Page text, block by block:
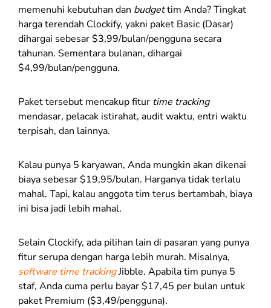
memenuhi kebutuhan dan budgettim Anda? Tingkat
harga terendah Clockify, yakni paket Basic (Dasar)
dihargai sebesar $3,99/bulan/pengguna secara
tahunan. Sementara bulanan, dihargai
$4,99/bulan/pengguna.
Paket tersebut mencakup fitur time tracking
mendasar, pelacak istirahat, audit waktu, entri waktu
terpisah, dan lainnya.
Kalau punya 5 karyawan, Anda mungkin akan dikenai
biaya sebesar $19,95/bulan. Harganya tidak terlalu
mahal. Tapi, kalau anggota tim terus bertambah, biaya
ini bisa jadi lebih mahal.
Selain Clockify, ada pilihan lain di pasaran yang punya
fitur serupa dengan harga lebih murah. Misalnya,
software time trackingJibble. Apabila tim punya 5
staf, Anda cuma perlu bayar $17,45 per bulan untuk
paket Premium ($3,49/pengguna).